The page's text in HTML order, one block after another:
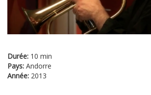
Durée: 10 min
Pays: Andorre
Année: 2013